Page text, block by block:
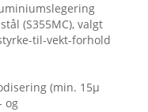
(S355MC), valgt
til-vekt-forhold
(min. 15µ
og